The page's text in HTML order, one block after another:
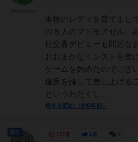
本物のレディを育てまし
の８人のマドモアゼル。
社交界デビューも間近な
おおまかなインストを受
ゲームを始めたのでござ
違反を諭して差し上げる
というわたくし...
続きを読む（約6年前）
177名 1名
国王